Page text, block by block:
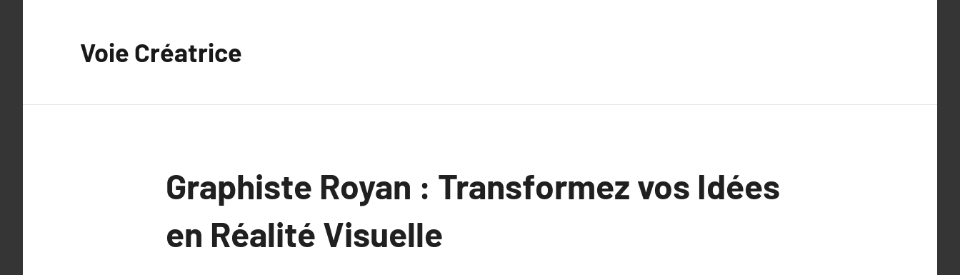
Voie Créatrice
Graphiste Royan : Transformez vos Idées
en Réalité Visuelle